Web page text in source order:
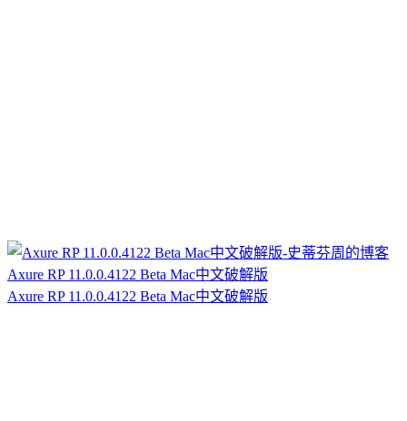
Axure RP 11.0.0.4122 Beta Mac中文破解版
Axure RP 11.0.0.4122 Beta Mac中文破解版